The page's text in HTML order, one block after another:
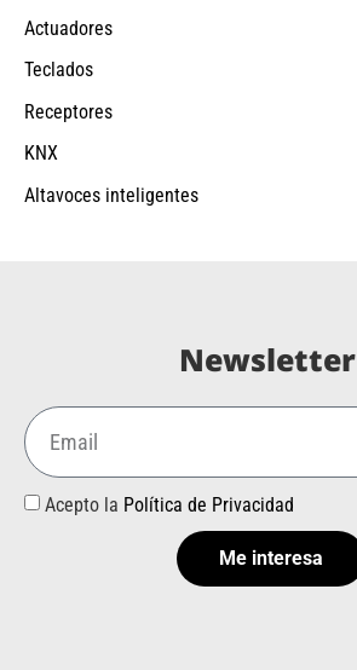
Actuadores
Teclados
Receptores
KNX
Altavoces inteligentes
Newsletter
Acepto la Política de Privacidad
Me interesa